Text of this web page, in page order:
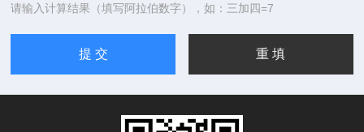
请输入计算结果（填写阿拉伯数字），如：三加四=7